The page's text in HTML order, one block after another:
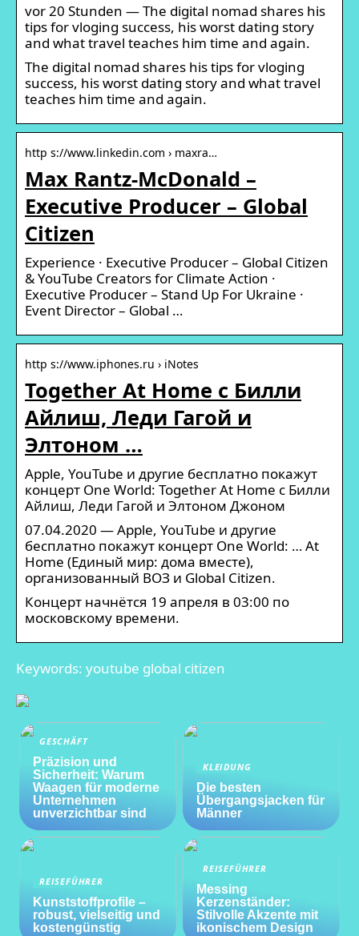
vor 20 Stunden — The digital nomad shares his
tips for vloging success, his worst dating story
and what travel teaches him time and again.
The digital nomad shares his tips for vloging
success, his worst dating story and what travel
teaches him time and again.
http s://www.linkedin.com › maxra…
Max Rantz-McDonald –
Executive Producer – Global
Citizen
Experience · Executive Producer – Global Citizen
& YouTube Creators for Climate Action ·
Executive Producer – Stand Up For Ukraine ·
Event Director – Global …
http s://www.iphones.ru › iNotes
Together At Home с Билли
Айлиш, Леди Гагой и
Элтоном …
Apple, YouTube и другие бесплатно покажут
концерт One World: Together At Home с Билли
Айлиш, Леди Гагой и Элтоном Джоном
07.04.2020 — Apple, YouTube и другие
бесплатно покажут концерт One World: … At
Home (Единый мир: дома вместе),
организованный ВОЗ и Global Citizen.
Концерт начнётся 19 апреля в 03:00 по
московскому времени.
Keywords: youtube global citizen
GESCHÄFT
Präzision und
Sicherheit: Warum
Waagen für moderne
Unternehmen
unverzichtbar sind
KLEIDUNG
Die besten
Übergangsjacken für
Männer
REISEFÜHRER
Kunststoffprofile –
robust, vielseitig und
kostengünstig
REISEFÜHRER
Messing
Kerzenständer:
Stilvolle Akzente mit
ikonischem Design